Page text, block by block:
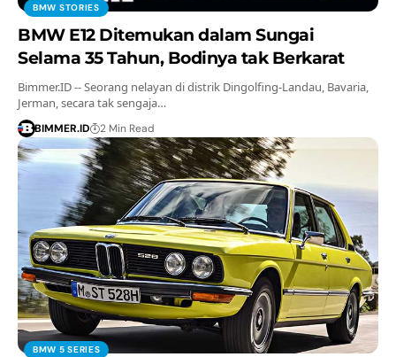
BMW STORIES
BMW E12 Ditemukan dalam Sungai
Selama 35 Tahun, Bodinya tak Berkarat
Bimmer.ID -- Seorang nelayan di distrik Dingolfing-Landau, Bavaria,
Jerman, secara tak sengaja…
BIMMER.ID 2 Min Read
BMW 5 SERIES